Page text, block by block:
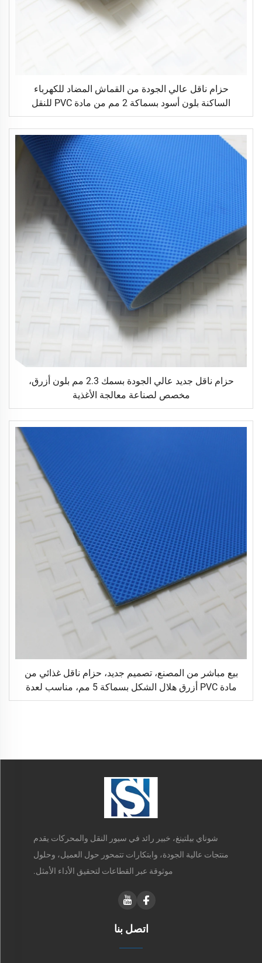
حزام ناقل عالي الجودة من القماش المضاد للكهرباء
الساكنة بلون أسود بسماكة 2 مم من مادة PVC للنقل
اللوجستي مباشرة من المصنع
حزام ناقل جديد عالي الجودة بسمك 2.3 مم بلون أزرق،
مخصص لصناعة معالجة الأغذية
بيع مباشر من المصنع، تصميم جديد، حزام ناقل غذائي من
مادة PVC أزرق هلال الشكل بسماكة 5 مم، مناسب لعدة
مناسبات في المطاعم
شوناي بيلتينغ، خبير رائد في سيور النقل والمحركات يقدم
منتجات عالية الجودة، وابتكارات تتمحور حول العميل، وحلول
موثوقة عبر القطاعات لتحقيق الأداء الأمثل.
اتصل بنا